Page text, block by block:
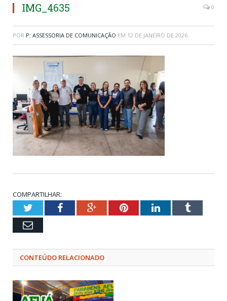
IMG_4635 0
POR P: ASSESSORIA DE COMUNICAÇÃO EM 12 DE JANEIRO DE 2026
COMPARTILHAR:
TwitterFacebookGoogle+PinterestLinkedInTumblr
Email
CONTEÚDO RELACIONADO